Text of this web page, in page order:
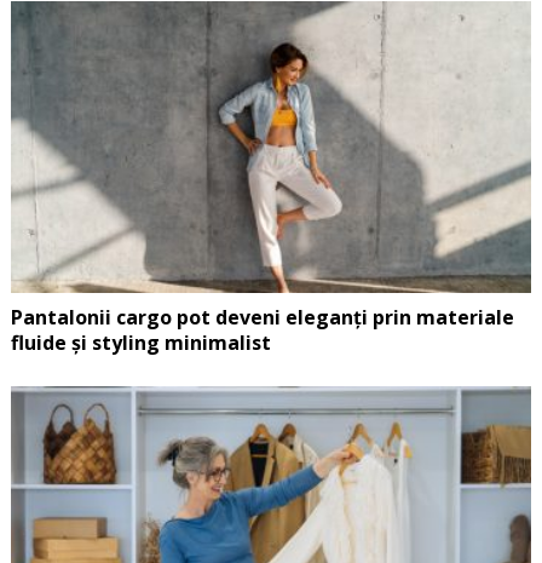
Pantalonii cargo pot deveni eleganți prin materiale
fluide și styling minimalist